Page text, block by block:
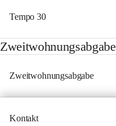
Tempo 30
Zweitwohnungsabgabe
Zweitwohnungsabgabe
Kontakt